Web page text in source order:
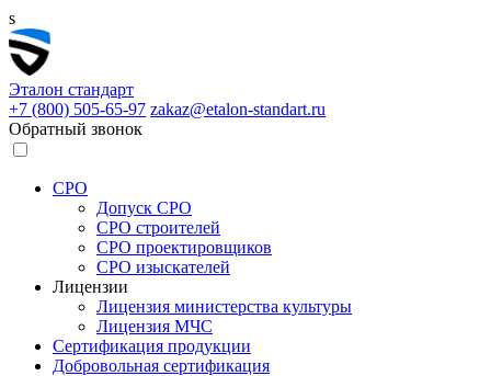
s
Эталон стандарт
+7 (800) 505-65-97 zakaz@etalon-standart.ru
Обратный звонок
СРО
Допуск СРО
СРО строителей
СРО проектировщиков
СРО изыскателей
Лицензии
Лицензия министерства культуры
Лицензия МЧС
Сертификация продукции
Добровольная сертификация